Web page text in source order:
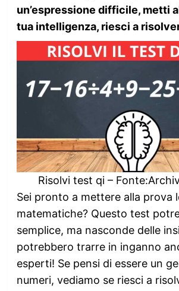
un’espressione difficile, metti
tua intelligenza, riesci a
Risolvi test qi –
Sei pronto a mettere alla prova
matematiche? Questo test
semplice, ma nasconde delle
potrebbero trarre in inganno
esperti! Se pensi di essere un
numeri, vediamo se riesci a